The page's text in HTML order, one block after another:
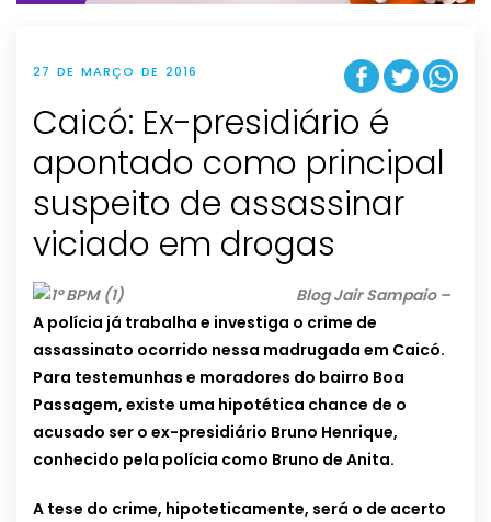
27 DE MARÇO DE 2016
Caicó: Ex-presidiário é
apontado como principal
suspeito de assassinar
viciado em drogas
Blog Jair Sampaio –
A polícia já trabalha e investiga o crime de
assassinato ocorrido nessa madrugada em Caicó.
Para testemunhas e moradores do bairro Boa
Passagem, existe uma hipotética chance de o
acusado ser o ex-presidiário Bruno Henrique,
conhecido pela polícia como Bruno de Anita.
A tese do crime, hipoteticamente, será o de acerto